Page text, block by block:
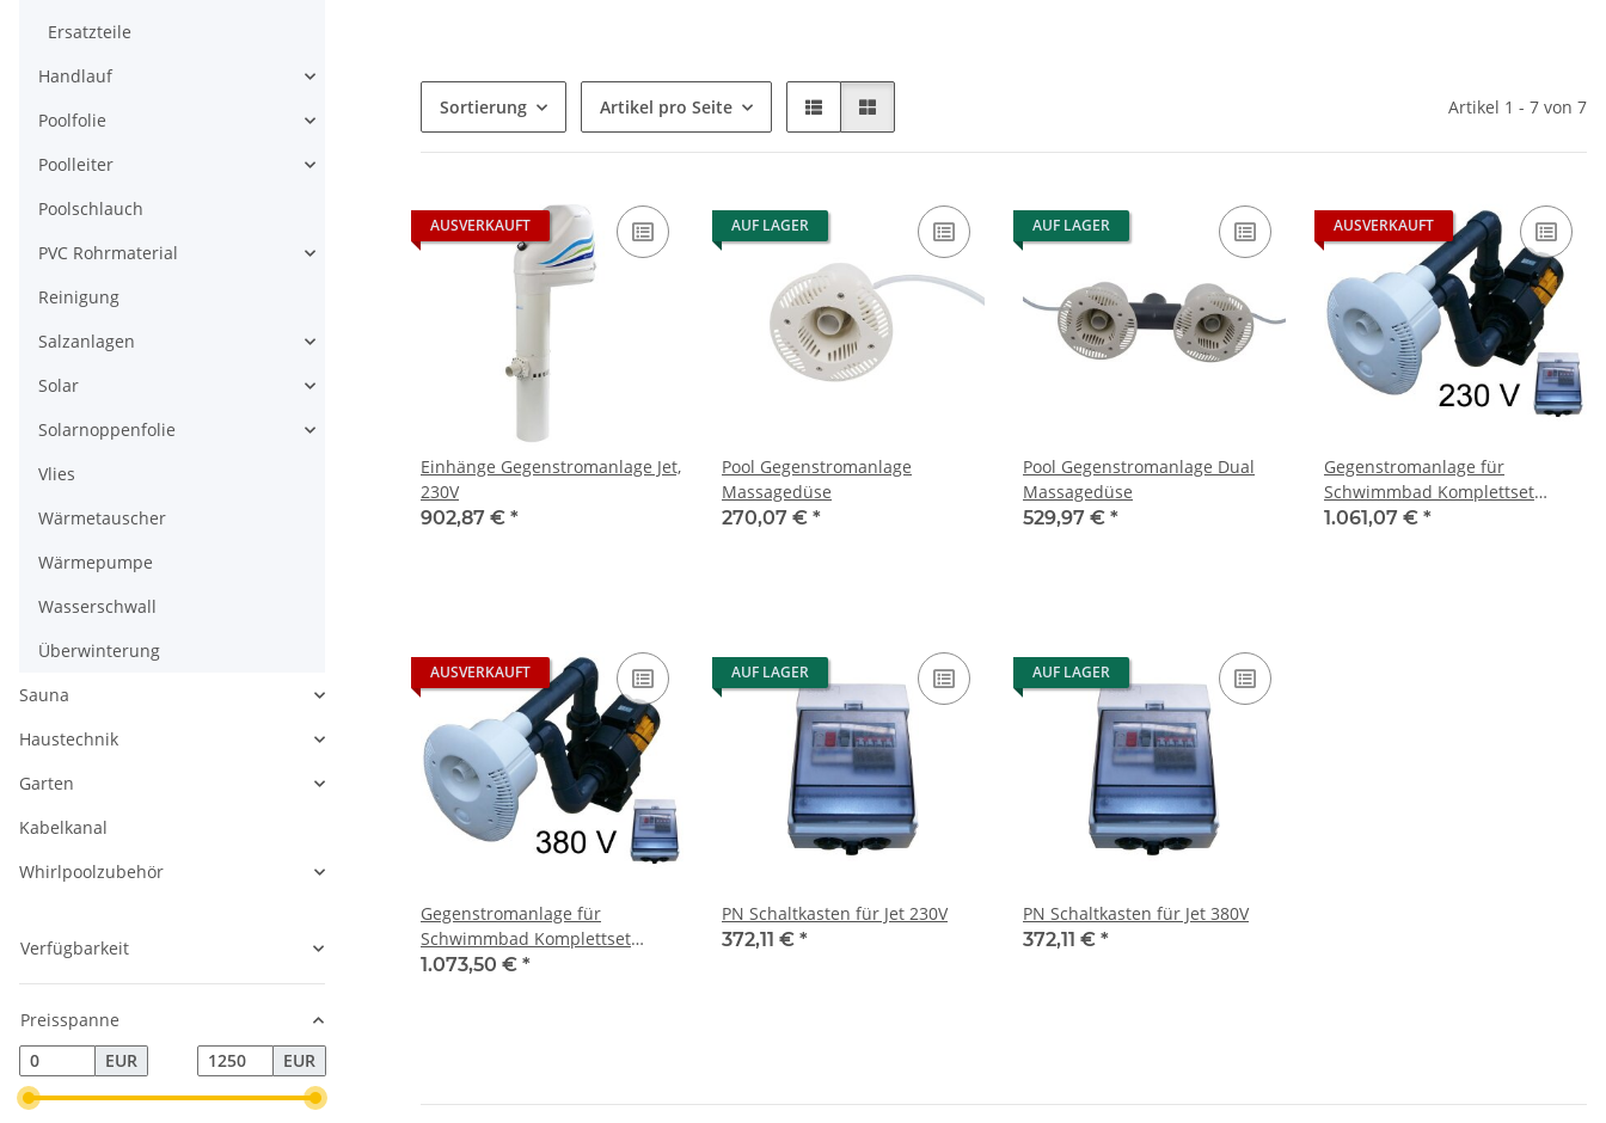
Sortierung Artikel pro Seite Artikel 1 - 7 von 7
AUSVERKAUFT
Einhänge Gegenstromanlage Jet,
230V
902,87 € *
AUF LAGER
Pool Gegenstromanlage
Massagedüse
270,07 € *
AUF LAGER
Pool Gegenstromanlage Dual
Massagedüse
529,97 € *
AUSVERKAUFT
Gegenstromanlage für
Schwimmbad Komplettset
Pumpe 230V, 2.2kW
1.061,07 € *
AUSVERKAUFT
Gegenstromanlage für
Schwimmbad Komplettset
Pumpe 380V, 3.0kW
1.073,50 € *
AUF LAGER
PN Schaltkasten für Jet 230V
372,11 € *
AUF LAGER
PN Schaltkasten für Jet 380V
372,11 € *
Ersatzteile
Handlauf
Poolfolie
Poolleiter
Poolschlauch
PVC Rohrmaterial
Reinigung
Salzanlagen
Solar
Solarnoppenfolie
Vlies
Wärmetauscher
Wärmepumpe
Wasserschwall
Überwinterung
Sauna
Haustechnik
Garten
Kabelkanal
Whirlpoolzubehör
Verfügbarkeit
Preisspanne
EUR
EUR